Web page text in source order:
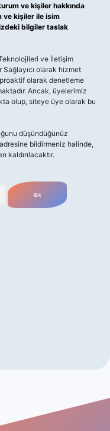
ve kişiler hakkında
ve kişiler ile isim
bilgiler taslak
ve İletişim
Sağlayıcı olarak hizmet
olarak denetleme
Ancak, üyelerimiz
olup, siteye üye olarak bu
düşündüğünüz
adresine bildirmeniz halinde,
kaldırılacaktır.